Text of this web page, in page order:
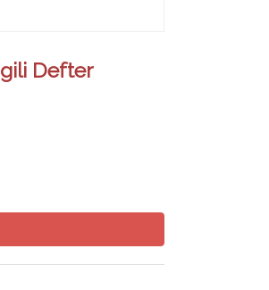
Defter